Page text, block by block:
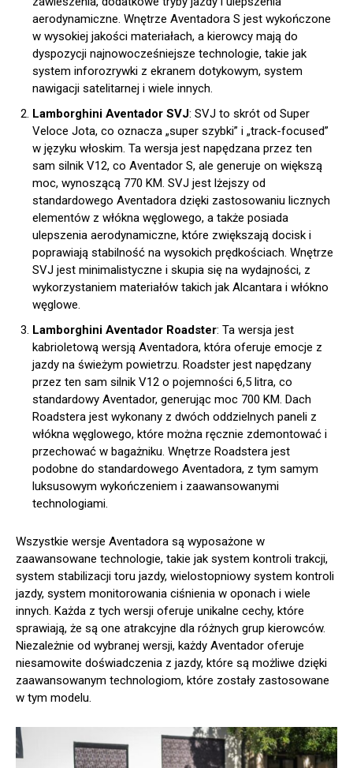
aerodynamiczne. Wnętrze Aventadora S jest wykończone
w wysokiej jakości materiałach, a kierowcy mają do
dyspozycji najnowocześniejsze technologie, takie jak
system inforozrywki z ekranem dotykowym, system
nawigacji satelitarnej i wiele innych.
Lamborghini Aventador SVJ: SVJ to skrót od Super
Veloce Jota, co oznacza „super szybki” i „track-focused”
w języku włoskim. Ta wersja jest napędzana przez ten
sam silnik V12, co Aventador S, ale generuje on większą
moc, wynoszącą 770 KM. SVJ jest lżejszy od
standardowego Aventadora dzięki zastosowaniu licznych
elementów z włókna węglowego, a także posiada
ulepszenia aerodynamiczne, które zwiększają docisk i
poprawiają stabilność na wysokich prędkościach. Wnętrze
SVJ jest minimalistyczne i skupia się na wydajności, z
wykorzystaniem materiałów takich jak Alcantara i włókno
węglowe.
Lamborghini Aventador Roadster: Ta wersja jest
kabrioletową wersją Aventadora, która oferuje emocje z
jazdy na świeżym powietrzu. Roadster jest napędzany
przez ten sam silnik V12 o pojemności 6,5 litra, co
standardowy Aventador, generując moc 700 KM. Dach
Roadstera jest wykonany z dwóch oddzielnych paneli z
włókna węglowego, które można ręcznie zdemontować i
przechować w bagażniku. Wnętrze Roadstera jest
podobne do standardowego Aventadora, z tym samym
luksusowym wykończeniem i zaawansowanymi
technologiami.
Wszystkie wersje Aventadora są wyposażone w
zaawansowane technologie, takie jak system kontroli trakcji,
system stabilizacji toru jazdy, wielostopniowy system kontroli
jazdy, system monitorowania ciśnienia w oponach i wiele
innych. Każda z tych wersji oferuje unikalne cechy, które
sprawiają, że są one atrakcyjne dla różnych grup kierowców.
Niezależnie od wybranej wersji, każdy Aventador oferuje
niesamowite doświadczenia z jazdy, które są możliwe dzięki
zaawansowanym technologiom, które zostały zastosowane
w tym modelu.